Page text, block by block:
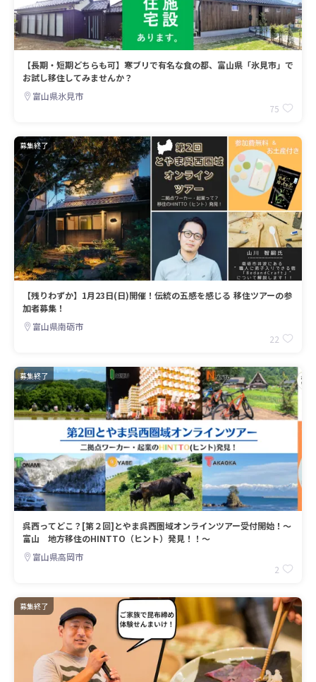
【長期・短期どちらも可】寒ブリで有名な食の都、富山県「氷見市」で
お試し移住してみませんか？
富山県氷見市
75
募集終了
【残りわずか】1月23日(日)開催！伝統の五感を感じる 移住ツアーの参
加者募集！
富山県南砺市
22
募集終了
呉西ってどこ？[第２回]とやま呉西圏域オンラインツアー受付開始！～
富山 地方移住のHINTTO（ヒント）発見！！～
富山県高岡市
2
募集終了